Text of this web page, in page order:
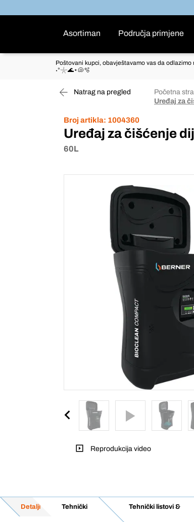
Asortiman Područja primjene
Poštovani kupci, obavještavamo vas da
˖°𓇼🌊⋆🐚🫧
Natrag na pregled Početna
Uređaj za
Broj artikla: 1004360
Uređaj za čišćenje
60L
Reprodukcija video
Detalji Tehnički Tehnički listovi &